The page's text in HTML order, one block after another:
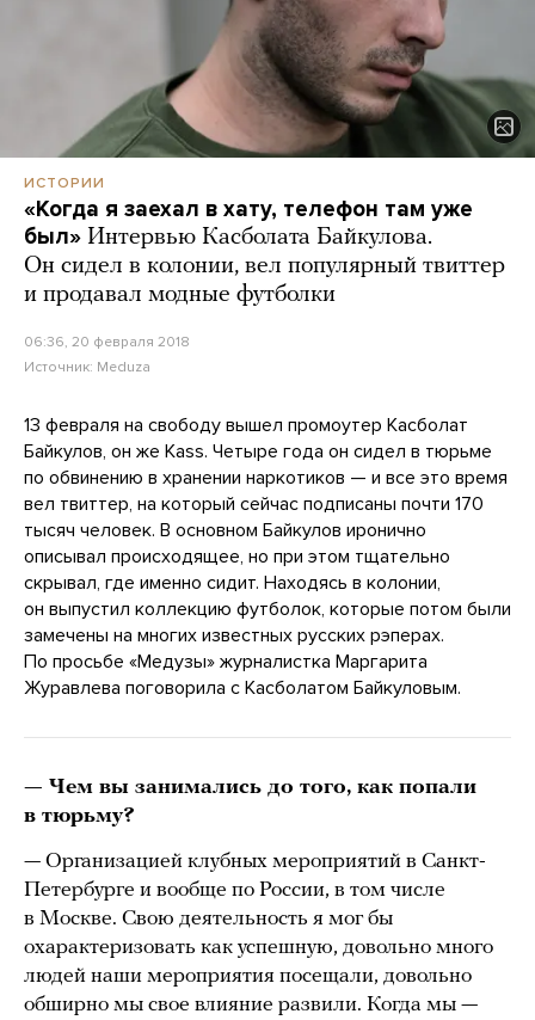
ИСТОРИИ
«Когда я заехал в хату, телефон там уже
был» Интервью Касболата Байкулова.
Он сидел в колонии, вел популярный твиттер
и продавал модные футболки
06:36, 20 февраля 2018
Источник: Meduza
13 февраля на свободу вышел промоутер Касболат
Байкулов, он же Каss. Четыре года он сидел в тюрьме
по обвинению в хранении наркотиков — и все это время
вел твиттер, на который сейчас подписаны почти 170
тысяч человек. В основном Байкулов иронично
описывал происходящее, но при этом тщательно
скрывал, где именно сидит. Находясь в колонии,
он выпустил коллекцию футболок, которые потом были
замечены на многих известных русских рэперах.
По просьбе «Медузы» журналистка Маргарита
Журавлева поговорила с Касболатом Байкуловым.
— Чем вы занимались до того, как попали
в тюрьму?
— Организацией клубных мероприятий в Санкт-
Петербурге и вообще по России, в том числе
в Москве. Свою деятельность я мог бы
охарактеризовать как успешную, довольно много
людей наши мероприятия посещали, довольно
обширно мы свое влияние развили. Когда мы —